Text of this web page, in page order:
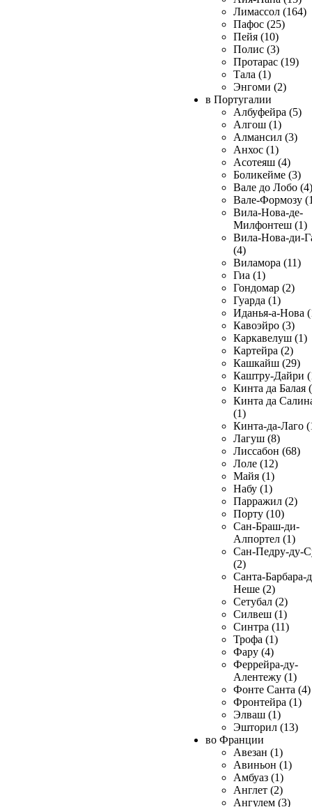
Лимассол (164)
Пафос (25)
Пейя (10)
Полис (3)
Протарас (19)
Тала (1)
Энгоми (2)
в Португалии
Албуфейра (5)
Алгош (1)
Алмансил (3)
Анхос (1)
Асотеяш (4)
Боликейме (3)
Вале до Лобо (4)
Вале-Формозу
Вила-Нова-де-
Милфонтеш (1)
Вила-Нова-ди-
(4)
Виламора (11)
Гиа (1)
Гондомар (2)
Гуарда (1)
Иданья-а-Нова
Кавоэйро (3)
Каркавелуш (1)
Картейра (2)
Кашкайш (29)
Каштру-Дайри
Кинта да Балая
Кинта да
(1)
Кинта-да-Лаго
Лагуш (8)
Лиссабон (68)
Лоле (12)
Майя (1)
Набу (1)
Парражил (2)
Порту (10)
Сан-Браш-ди-
Алпортел (1)
Сан-Педру-ду-
(2)
Санта-Барбара-
Неше (2)
Сетубал (2)
Силвеш (1)
Синтра (11)
Трофа (1)
Фару (4)
Феррейра-ду-
Алентежу (1)
Фонте Санта (4)
Фронтейра (1)
Элваш (1)
Эшторил (13)
во Франции
Авезан (1)
Авиньон (1)
Амбуаз (1)
Англет (2)
Ангулем (3)